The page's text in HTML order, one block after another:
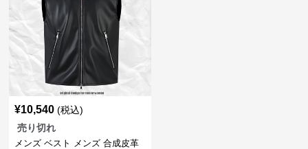
¥10,540 (税込)
売り切れ
メンズ ベスト メンズ 合成皮革